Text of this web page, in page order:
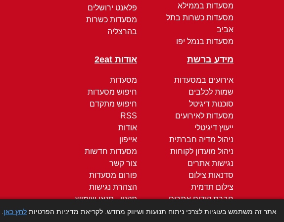
מסעדות בממילא
מסעדות כשרות בתל
אביב
מסעדות בנמל יפו
פלאנט ירושלים
מסעדות כשרות
בהרצליה
מידע ברשת
אירועים במסעדות
שמות לכלבים
סוכנות דיגיטל
מסעדות לאירועים
ייעוץ דיגיטלי
ניהול מדיה חברתית
ניהול מועדון לקוחות
נגישות אתרים
סדנאות צילום
צילום תדמית
חברת קידום אתרים
קידום ממומן
אודות 2eat
מסעדות
חיפוש מסעדות
חיפוש מתקדם
RSS
אודות
אייפון
מסעדות חדשות
צור קשר
פורום מסעדות
הצהרת נגישות
תקנון - תנאי שימוש
מדיניות הפרטיות
אתר זה משתמש בעוגיות לצרכי ניתוח תנועות ושיווק מחדש. לקריאת מדיניות הפרטיות לחץ כאן